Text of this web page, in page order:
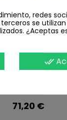
71,20 €
redes
se
¿Aceptas
done_all